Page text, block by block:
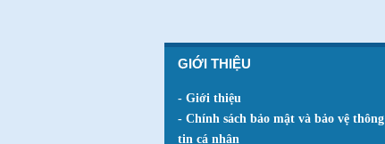
GIỚI THIỆU
- Giới thiệu
- Chính sách bảo mật và bảo vệ thông
tin cá nhân